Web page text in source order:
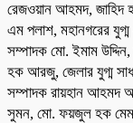
রেজওয়ান আহমদ, জাহিদ
এম পলাশ, মহানগরের
সম্পাদক মো. ইমাম
হক আরজু, জেলার যুগ্ম
সম্পাদক রায়হান আহমদ
সুমন, মো. ফয়জুল হক